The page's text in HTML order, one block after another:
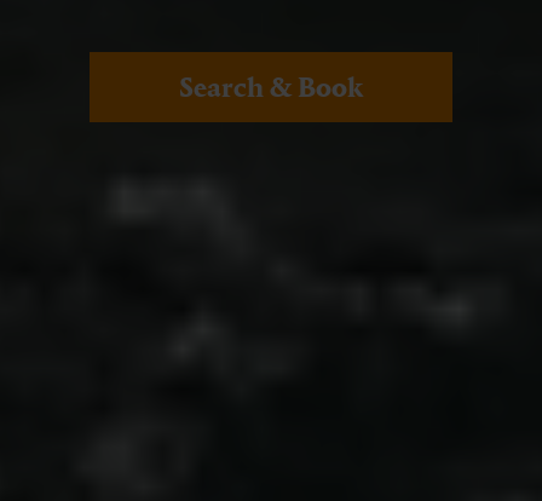
Search & Book